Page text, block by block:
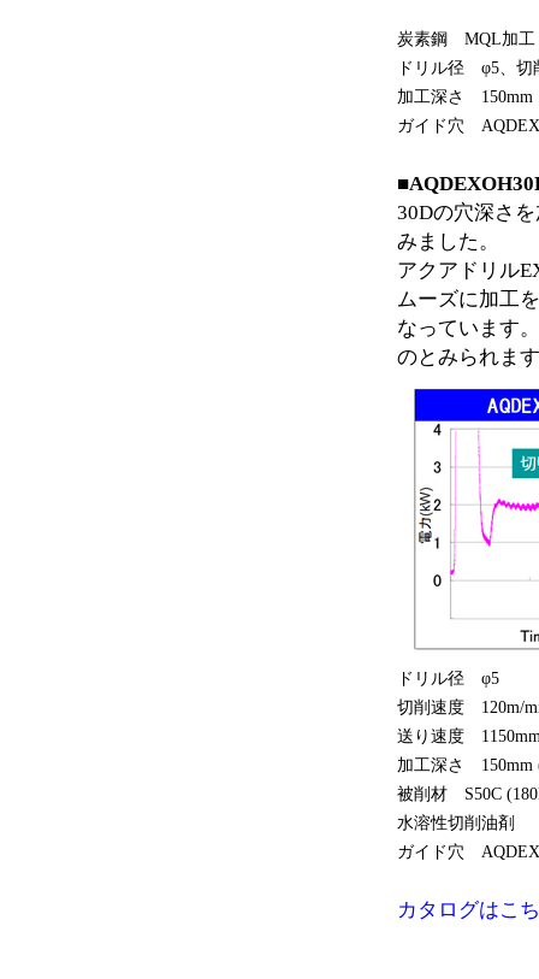
炭素鋼 MQL加工
ドリル径 φ5、切
加工深さ
ガイド穴
30Dの穴深さ
みました。
アクアドリル
ムーズに加工
なっています
のとみられま
ドリル径 φ5
切削速度 120m/
送り速度
加工深さ 150mm
被削材 S50C
水溶性切削油剤
ガイド穴
カタログはこ